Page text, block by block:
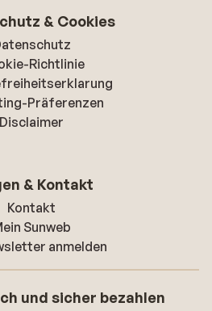
& Cookies
Richtlinie
Präferenzen
Disclaimer
& Kontakt
Kontakt
Sunweb
anmelden
und sicher bezahlen